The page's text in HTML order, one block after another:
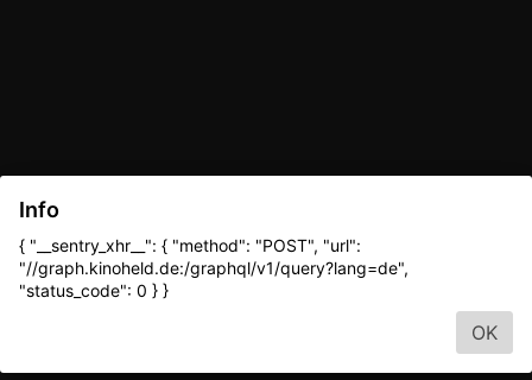
Info
{ "__sentry_xhr__": { "method": "POST", "url":
"//graph.kinoheld.de:/graphql/v1/query?lang=de",
"status_code": 0 } }
OK